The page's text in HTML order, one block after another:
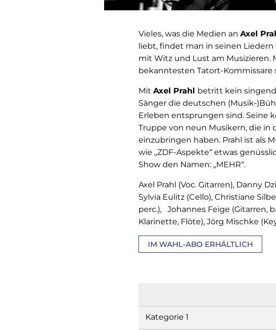
Vieles, was die Medien an Axel
liebt, findet man in seinen Liedern
mit Witz und Lust am Musizieren.
bekanntesten Tatort-Kommissare
Mit Axel Prahl betritt kein
Sänger die deutschen (Musik-
Erleben entsprungen sind. Seine
Truppe von neun Musikern, die in
einzubringen haben. Prahl ist als
wie „ZDF-Aspekte“ etwas
Show den Namen: „MEHR“.
Axel Prahl (Voc. Gitarren), Danny
Sylvia Eulitz (Cello), Christiane
perc.), Johannes Feige (Gitarren,
Klarinette, Flöte), Jörg Mischke
IM WAHL-ABO ERHÄLTLICH
Kategorie 1